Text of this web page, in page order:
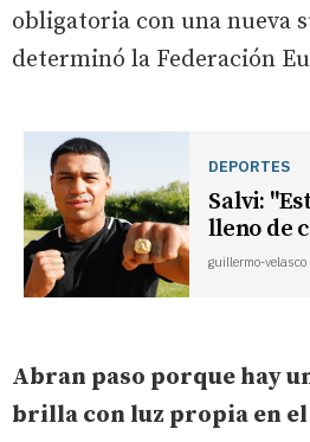
obligatoria con una nueva
determinó la Federación
DEPORTES
Salvi:
lleno de
guillermo-velasco
Abran paso porque hay
brilla con luz propia en